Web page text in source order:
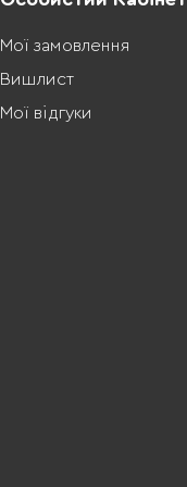
Мої замовлення
Вишлист
Мої відгуки